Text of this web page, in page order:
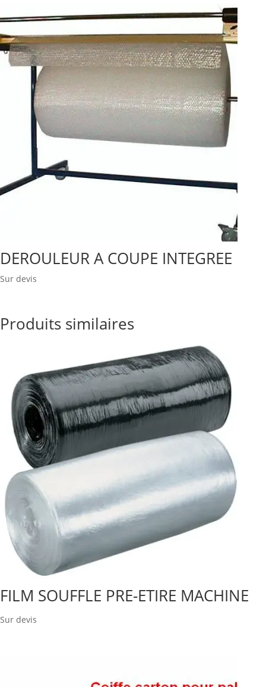
DEROULEUR A COUPE INTEGREE
Sur devis
Produits similaires
FILM SOUFFLE PRE-ETIRE MACHINE
Sur devis